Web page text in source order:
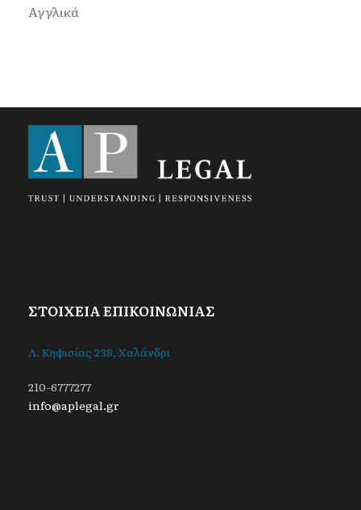
Αγγλικά
ΣΤΟΙΧΕΙΑ ΕΠΙΚΟΙΝΩΝΙΑΣ
Λ. Κηφισίας 238, Χαλάνδρι
210-6777277
info@aplegal.gr